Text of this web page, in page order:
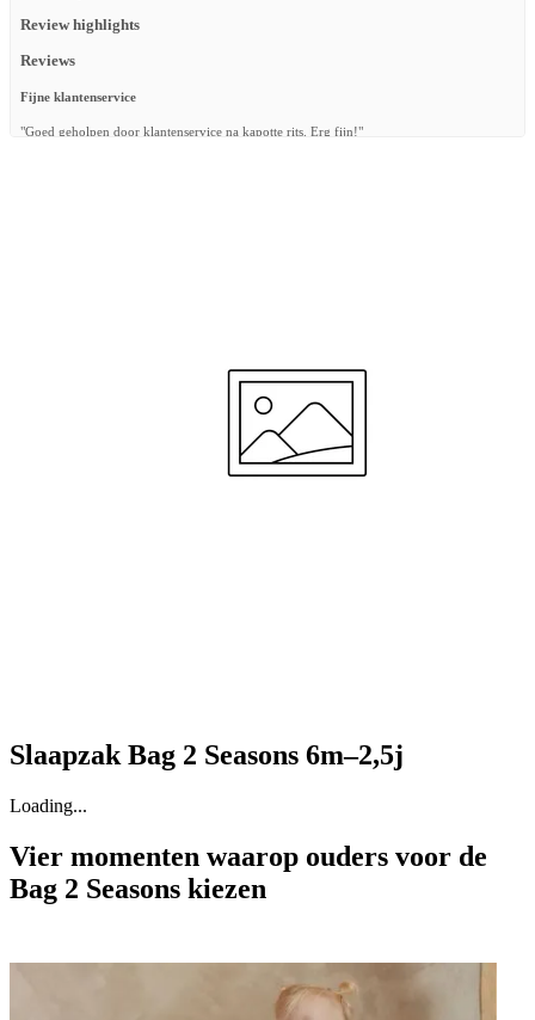
Review highlights
Reviews
Fijne klantenservice
"Goed geholpen door klantenservice na kapotte rits. Erg fijn!"
Slaapzak Bag 2 Seasons 6m–2,5j
Loading...
Vier momenten waarop ouders voor de
Bag 2 Seasons kiezen